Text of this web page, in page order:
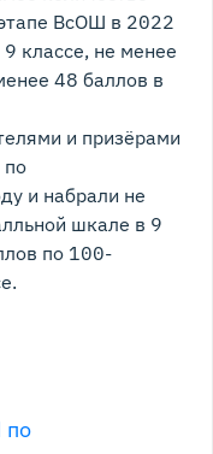
ВсОШ в 2022
классе, не менее
48 баллов в
и призёрами
по
и набрали не
шкале в 9
по 100-
по